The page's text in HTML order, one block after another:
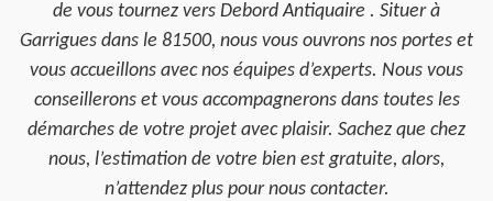
de vous tournez vers Debord Antiquaire . Situer à
Garrigues dans le 81500, nous vous ouvrons nos portes et
vous accueillons avec nos équipes d’experts. Nous vous
conseillerons et vous accompagnerons dans toutes les
démarches de votre projet avec plaisir. Sachez que chez
nous, l’estimation de votre bien est gratuite, alors,
n’attendez plus pour nous contacter.